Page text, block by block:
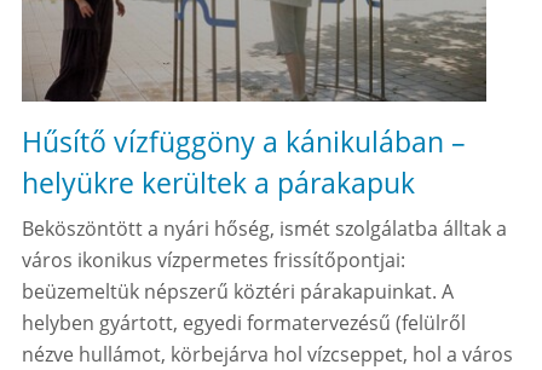
Hűsítő vízfüggöny a kánikulában –
helyükre kerültek a párakapuk
Beköszöntött a nyári hőség, ismét szolgálatba álltak a
város ikonikus vízpermetes frissítőpontjai:
beüzemeltük népszerű köztéri párakapuinkat. A
helyben gyártott, egyedi formatervezésű (felülről
nézve hullámot, körbejárva hol vízcseppet, hol a város